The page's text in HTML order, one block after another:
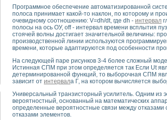
скорости подвижного состава для тренажера
исследований в гиперзвуковых
Nl SCXI для ультразвуковых контрольно-
сварных швов металлоконструкций
зрения в составе системы управления
системы для лабораторных испытаний материалов
комплекс аппаратуры для определения тепловых и
процессов ДВС в динамических режимах
систем передачи данных
для исследования АЧХ и ФЧХ активных фильтров
для исследования параметров двухполюсников
операционных усилителей с применением
Программное обеспечение автоматизированной
полоса принимает какой-то наклон, по которому и
очевидному соотношению: V=dh/dt, где dh - интервал
полосы на ось ОУ, off - интервал времени всплытия
стоячей волны достигает значительной величины:
производственной линии используются
времени, которые адаптируются под особенности
На следующей паре рисунков 3-4 более сложный
Истинная СПМ при этом определяется так Если Ut
детерминированной функций, то выборочная СПМ
зависит от интервала Г, на котором вычисляется
Универсальный транзисторный усилитель. Одним из
вероятностный, основанный на математических
определенные вероятностные связи между
отказами элементов.